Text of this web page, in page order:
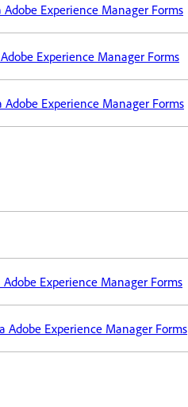
Experience Manager Forms
Experience Manager Forms
Experience Manager Forms
Experience Manager Forms
Adobe Experience Manager Forms